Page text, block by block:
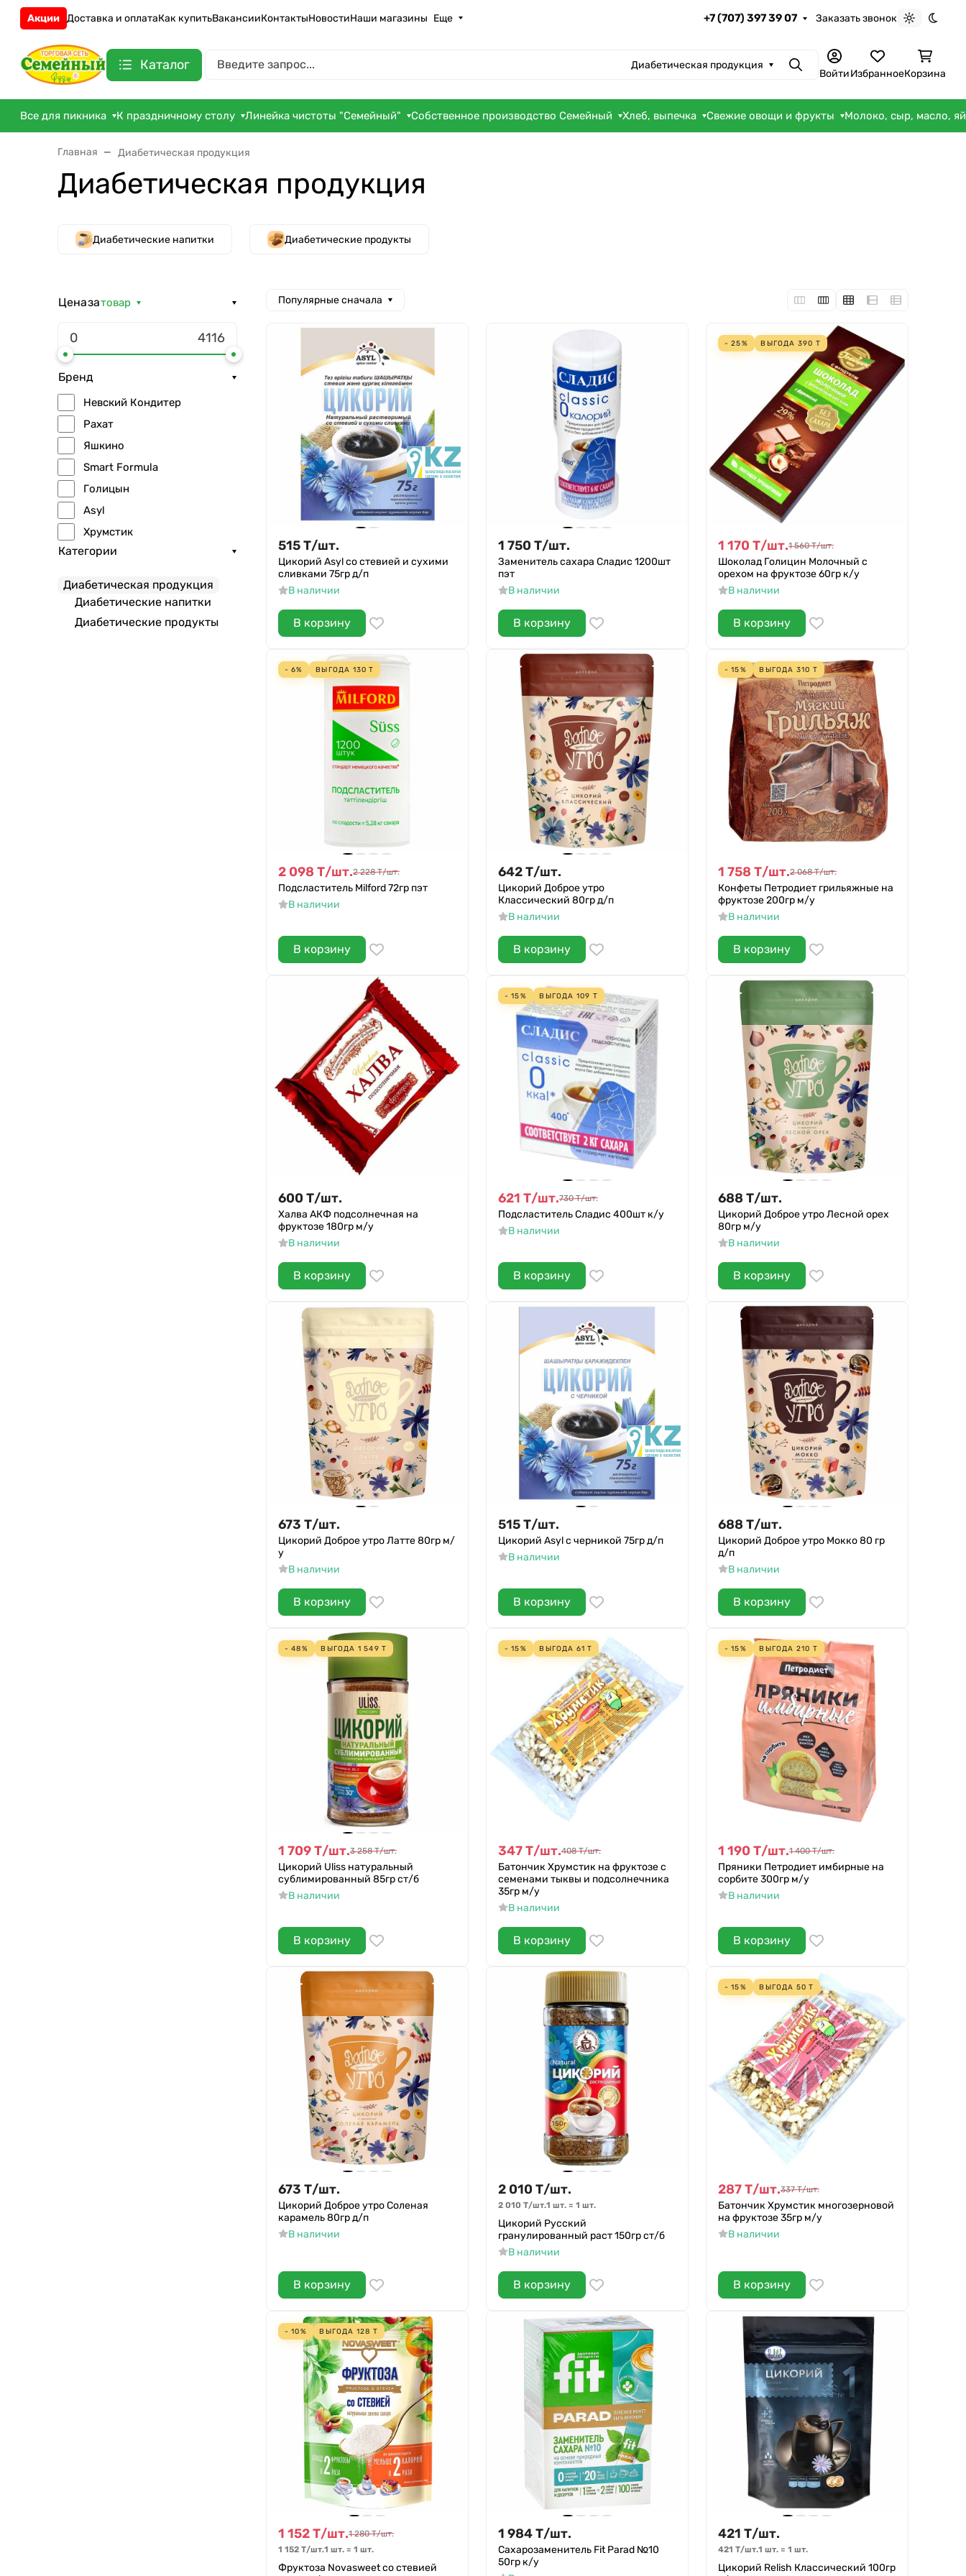
Акции Доставка и оплатаКак купитьВакансииКонтактыНовостиНаши магазины Еще +7 (707) 397 39 07 Заказать звонок
Светлая
Каталог Диабетическая продукция ПоискВойтиИзбранноеКорзина
Все для пикника К праздничному столу Линейка чистоты "Семейный" Собственное производство Семейный Хлеб, выпечка Свежие овощи и фрукты Молоко, сыр, масло,
Главная Диабетическая продукция
Диабетическая продукция
Диабетические напитки Диабетические продукты
Ценазатовар
Бренд
Невский Кондитер
Рахат
Яшкино
Smart Formula
Голицын
Asyl
Хрумстик
Сладис
Здоровье
Золотой корешок
Категории
Диабетическая продукция
Диабетические напитки
Диабетические продукты
Популярные сначала
515Т/шт.
Цикорий Asyl со стевией и сухими
сливками 75гр д/п
В наличии
В корзину
1 750 Т/шт.
Заменитель сахара Сладис 1200шт
пэт
В наличии
В корзину
- 25% ВЫГОДА 390 Т
1 170 Т/шт.1 560 Т/шт.
Шоколад Голицин Молочный с
орехом на фруктозе 60гр к/у
В наличии
В корзину
- 6% ВЫГОДА 130 Т
2 098 Т/шт.2 228 Т/шт.
Подсластитель Milford 72гр пэт
В наличии
В корзину
642Т/шт.
Цикорий Доброе утро
Классический 80гр д/п
В наличии
В корзину
- 15% ВЫГОДА 310 Т
1 758 Т/шт.2 068 Т/шт.
Конфеты Петродиет грильяжные на
фруктозе 200гр м/у
В наличии
В корзину
600 Т/шт.
Халва АКФ подсолнечная на
фруктозе 180гр м/у
В наличии
В корзину
- 15% ВЫГОДА 109 Т
621 Т/шт.730 Т/шт.
Подсластитель Сладис 400шт к/у
В наличии
В корзину
688 Т/шт.
Цикорий Доброе утро Лесной орех
80гр м/у
В наличии
В корзину
673 Т/шт.
Цикорий Доброе утро Латте 80гр м/
у
В наличии
В корзину
515Т/шт.
Цикорий Asyl с черникой 75гр д/п
В наличии
В корзину
688 Т/шт.
Цикорий Доброе утро Мокко 80 гр
д/п
В наличии
В корзину
- 48% ВЫГОДА 1 549 Т
1 709Т/шт.3 258 Т/шт.
Цикорий Uliss натуральный
сублимированный 85гр ст/б
В наличии
В корзину
- 15% ВЫГОДА 61 Т
347Т/шт.408 Т/шт.
Батончик Хрумстик на фруктозе с
семенами тыквы и подсолнечника
35гр м/у
В наличии
В корзину
- 15% ВЫГОДА 210 Т
1 190 Т/шт.1 400 Т/шт.
Пряники Петродиет имбирные на
сорбите 300гр м/у
В наличии
В корзину
673 Т/шт.
Цикорий Доброе утро Соленая
карамель 80гр д/п
В наличии
В корзину
2 010 Т/шт.
2 010 Т/шт.1 шт.= 1 шт.
Цикорий Русский
гранулированный раст 150гр ст/б
В наличии
В корзину
- 15% ВЫГОДА 50 Т
287Т/шт.337 Т/шт.
Батончик Хрумстик многозерновой
на фруктозе 35гр м/у
В наличии
В корзину
- 10% ВЫГОДА 128 Т
1 152Т/шт.1 280 Т/шт.
1 152 Т/шт.1 шт. = 1 шт.
Фруктоза Novasweet со стевией
1 984Т/шт.
Сахарозаменитель Fit Parad №10
50гр к/у
421 Т/шт.
421 Т/шт.1 шт.= 1 шт.
Цикорий Relish Классический 100гр